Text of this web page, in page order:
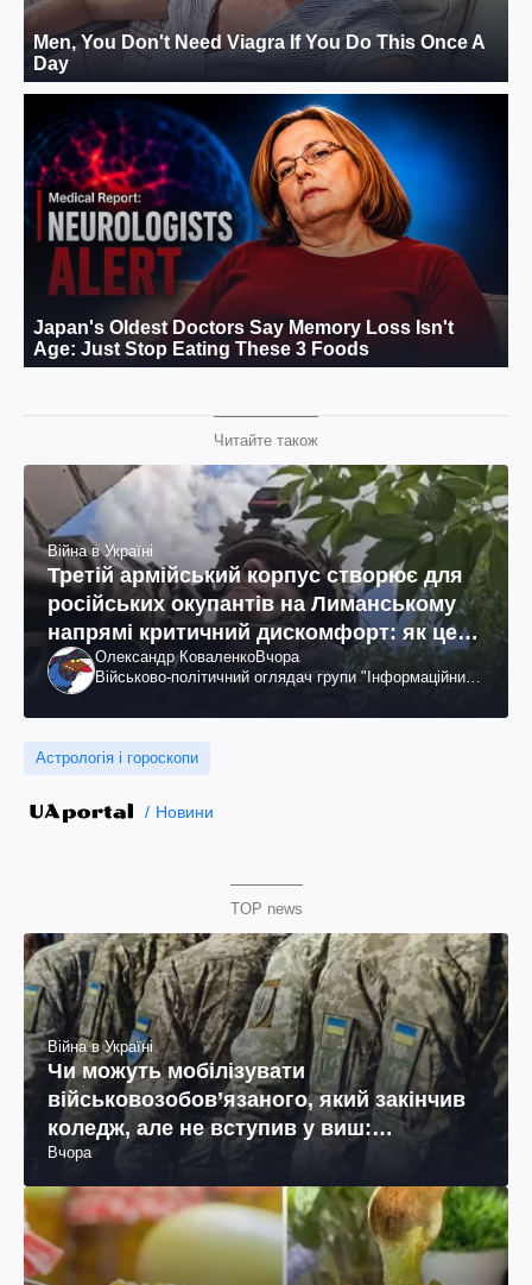
Читайте також
Війна в Україні
Третій армійський корпус створює для
російських окупантів на Лиманському
напрямі критичний дискомфорт: як це
вдалосяОлександр КоваленкоВчора
Військово-політичний оглядач групи "Інформаційний
Астрологія і гороскопи
Новини
TOP news
Війна в Україні
Чи можуть мобілізувати
військовозобов’язаного, який закінчив
коледж, але не вступив у виш:
пояснення юриста
Вчора